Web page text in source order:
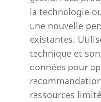
la technologie
une nouvelle
existantes.
technique et
données pour
ressources